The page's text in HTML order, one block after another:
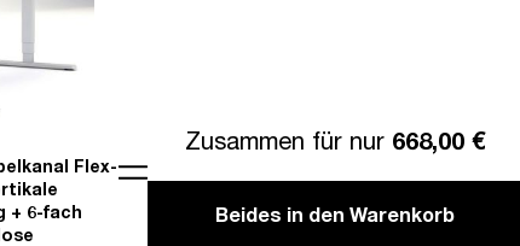
Flex-
+ 6-fach
Zusammen für nur 668,00 €
Beides in den Warenkorb